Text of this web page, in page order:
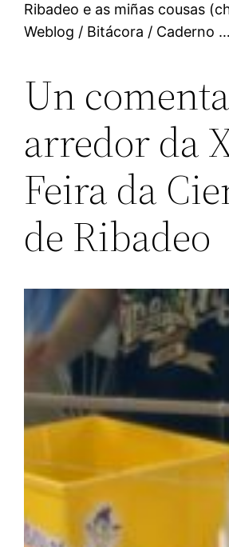
Ribadeo e as miñas cousas
Weblog / Bitácora / Caderno
Un
arredor da
Feira da
de Ribadeo